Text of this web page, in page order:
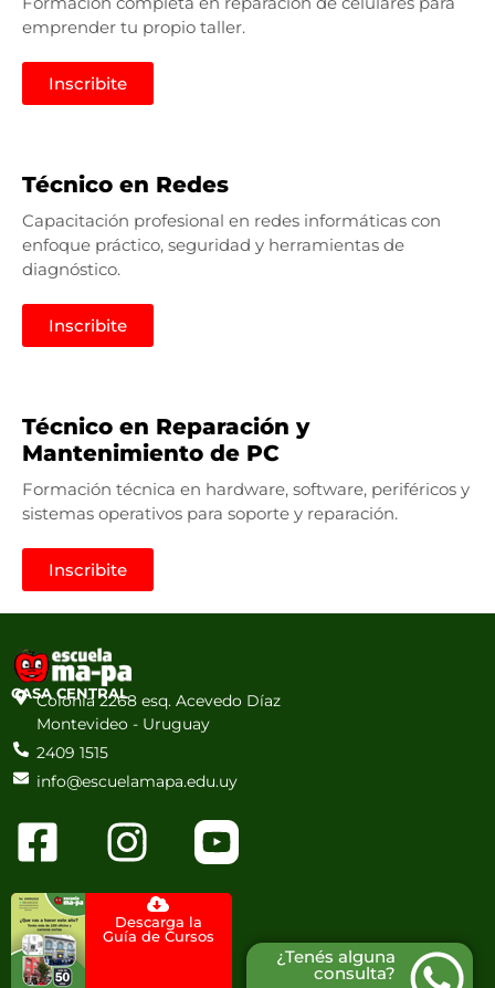
emprender tu propio taller.
Inscribite
Técnico en Redes
Capacitación profesional en redes informáticas con
enfoque práctico, seguridad y herramientas de
diagnóstico.
Inscribite
Técnico en Reparación y
Mantenimiento de PC
Formación técnica en hardware, software, periféricos y
sistemas operativos para soporte y reparación.
Inscribite
CASA CENTRAL
Colonia 2268 esq. Acevedo Díaz
Montevideo - Uruguay
2409 1515
info@escuelamapa.edu.uy
¿Tenés alguna
consulta?
Descarga la
Guía de Cursos